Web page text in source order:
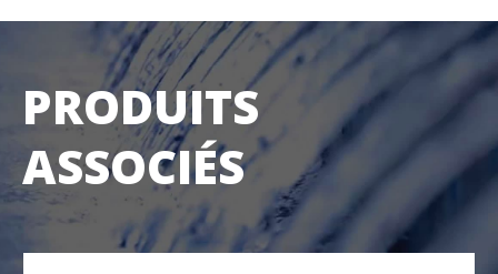
PRODUITS
ASSOCIÉS